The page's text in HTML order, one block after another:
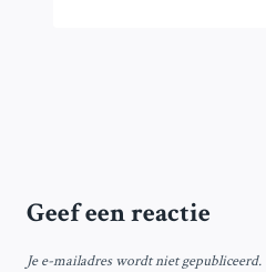
Geef een reactie
Je e-mailadres wordt niet gepubliceerd.